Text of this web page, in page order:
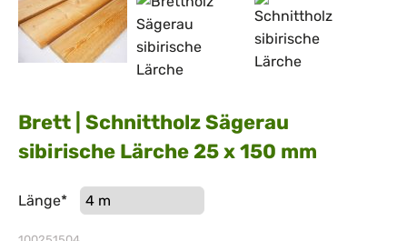
Brett | Schnittholz Sägerau
sibirische Lärche 25 x 150 mm
Pflichtfeld
Länge*